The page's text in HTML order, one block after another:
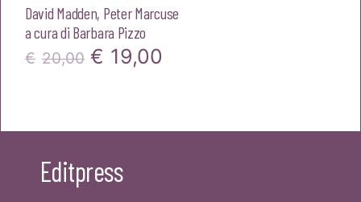
David Madden, Peter Marcuse
a cura di Barbara Pizzo
€ 20,00 Il
€20,00.
€ 19,00
Editpress